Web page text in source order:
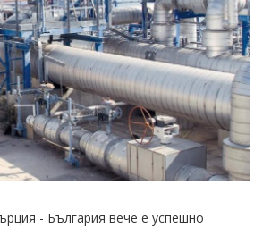
- България вече е успешно